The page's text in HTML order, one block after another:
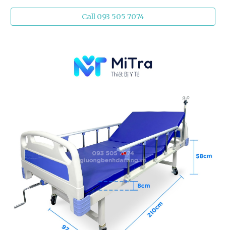
Call 093 505 7074